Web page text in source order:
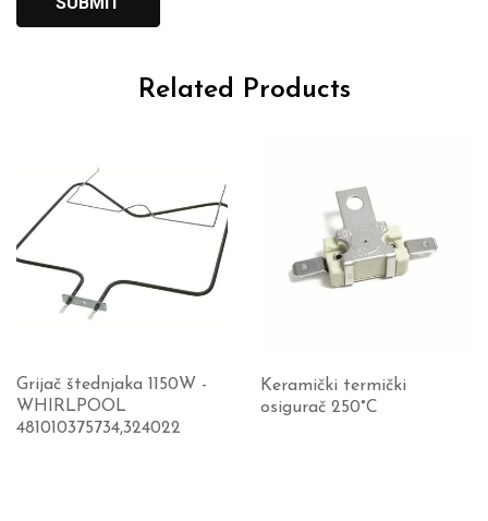
Related Products
Grijač štednjaka 1150W -
WHIRLPOOL
481010375734,324022
Keramički termički
osigurač 250°C